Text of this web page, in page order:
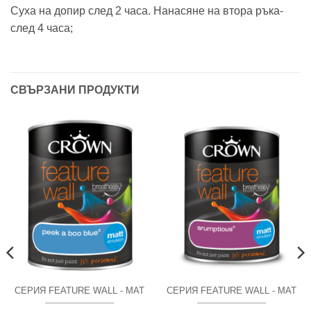
Суха на допир след 2 часа. Нанасяне на втора ръка-
след 4 часа;
СВЪРЗАНИ ПРОДУКТИ
СЕРИЯ FEATURE WALL - МАТ СЕРИЯ FEATURE WALL - МАТ